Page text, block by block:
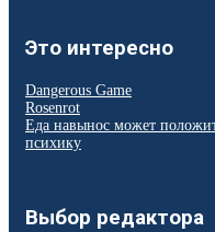
Это интересно
Dangerous Game
Rosenrot
Еда навынос может
психику
Выбор редактора